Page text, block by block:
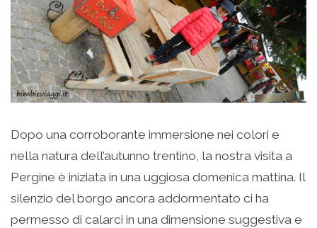
Dopo una corroborante immersione nei colori e
nella natura dell’autunno trentino, la nostra visita a
Pergine è iniziata in una uggiosa domenica mattina. Il
silenzio del borgo ancora addormentato ci ha
permesso di calarci in una dimensione suggestiva e